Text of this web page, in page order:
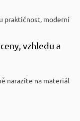
praktičnost, moderní
vzhledu a
narazíte na materiál